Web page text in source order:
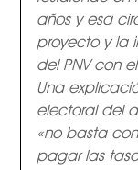
años y esa
proyecto y la
del PNV con
Una
electoral del
«no basta
pagar las